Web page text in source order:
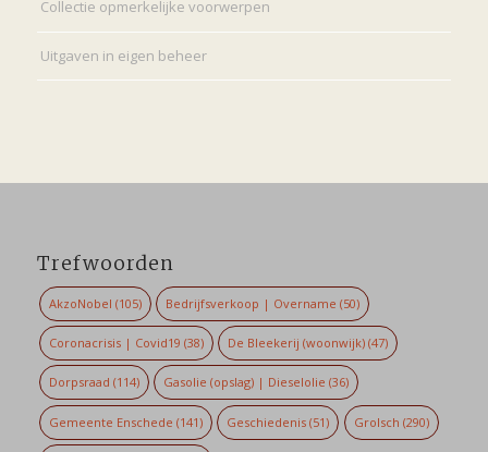
Collectie opmerkelijke voorwerpen
Uitgaven in eigen beheer
Trefwoorden
AkzoNobel (105) Bedrijfsverkoop | Overname (50)
Coronacrisis | Covid19 (38) De Bleekerij (woonwijk) (47)
Dorpsraad (114) Gasolie (opslag) | Dieselolie (36)
Gemeente Enschede (141) Geschiedenis (51) Grolsch (290)